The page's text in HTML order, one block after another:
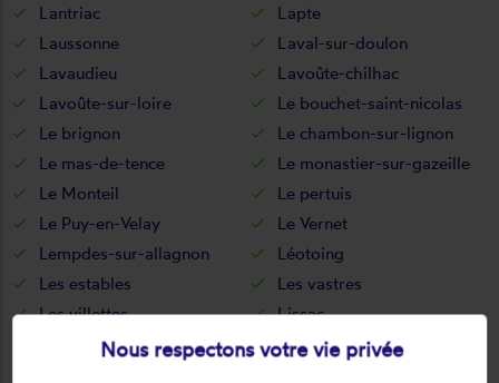
Lantriac
Lapte
Laussonne
Laval-sur-doulon
Lavaudieu
Lavoûte-chilhac
Lavoûte-sur-loire
Le bouchet-saint-nicolas
Le brignon
Le chambon-sur-lignon
Le mas-de-tence
Le monastier-sur-gazeille
Le Monteil
Le pertuis
Le Puy-en-Velay
Le Vernet
Lempdes-sur-allagnon
Léotoing
Les estables
Les vastres
Les villettes
Lissac
Lorlanges
Loudes
Nous respectons votre vie privée